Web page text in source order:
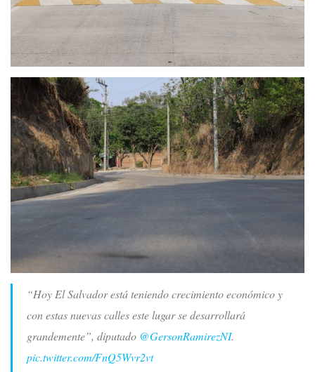
“Hoy El Salvador está teniendo crecimiento económico y
con estas nuevas calles este lugar se desarrollará
grandemente”, diputado @GersonRamirezNI.
pic.twitter.com/FnQ5Wvr2vt